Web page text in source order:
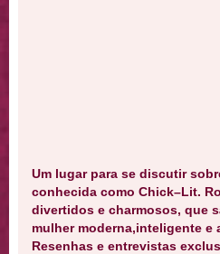
Um lugar para se discutir
conhecida como Chick–Lit.
divertidos e charmosos, que
mulher moderna,inteligente e
Resenhas e entrevistas